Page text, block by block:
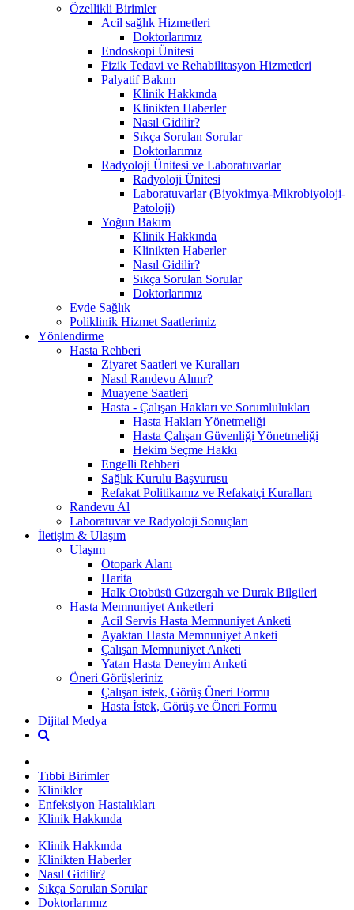
Özellikli Birimler
Acil sağlık Hizmetleri
Doktorlarımız
Endoskopi Ünitesi
Fizik Tedavi ve Rehabilitasyon Hizmetleri
Palyatif Bakım
Klinik Hakkında
Klinikten Haberler
Nasıl Gidilir?
Sıkça Sorulan Sorular
Doktorlarımız
Radyoloji Ünitesi ve Laboratuvarlar
Radyoloji Ünitesi
Laboratuvarlar (Biyokimya-Mikrobiyoloji-
Patoloji)
Yoğun Bakım
Klinik Hakkında
Klinikten Haberler
Nasıl Gidilir?
Sıkça Sorulan Sorular
Doktorlarımız
Evde Sağlık
Poliklinik Hizmet Saatlerimiz
Yönlendirme
Hasta Rehberi
Ziyaret Saatleri ve Kuralları
Nasıl Randevu Alınır?
Muayene Saatleri
Hasta - Çalışan Hakları ve Sorumlulukları
Hasta Hakları Yönetmeliği
Hasta Çalışan Güvenliği Yönetmeliği
Hekim Seçme Hakkı
Engelli Rehberi
Sağlık Kurulu Başvurusu
Refakat Politikamız ve Refakatçi Kuralları
Randevu Al
Laboratuvar ve Radyoloji Sonuçları
İletişim & Ulaşım
Ulaşım
Otopark Alanı
Harita
Halk Otobüsü Güzergah ve Durak Bilgileri
Hasta Memnuniyet Anketleri
Acil Servis Hasta Memnuniyet Anketi
Ayaktan Hasta Memnuniyet Anketi
Çalışan Memnuniyet Anketi
Yatan Hasta Deneyim Anketi
Öneri Görüşleriniz
Çalışan istek, Görüş Öneri Formu
Hasta İstek, Görüş ve Öneri Formu
Dijital Medya
Tıbbi Birimler
Klinikler
Enfeksiyon Hastalıkları
Klinik Hakkında
Klinik Hakkında
Klinikten Haberler
Nasıl Gidilir?
Sıkça Sorulan Sorular
Doktorlarımız